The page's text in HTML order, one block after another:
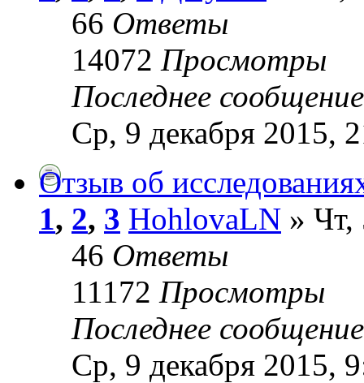
66 Ответы
14072 Просмотры
Последнее
Ср, 9 декабря 2015,
Отзыв об
1, 2, 3 HohlovaLN » Чт,
46 Ответы
11172 Просмотры
Последнее
Ср, 9 декабря 2015,